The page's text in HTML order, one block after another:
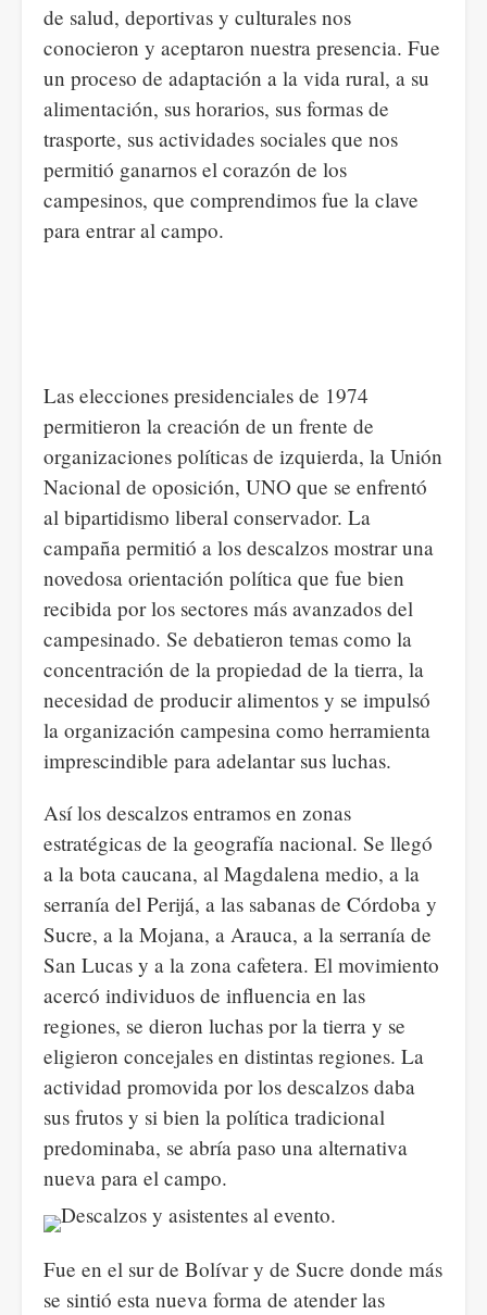
de salud, deportivas y culturales nos
conocieron y aceptaron nuestra presencia. Fue
un proceso de adaptación a la vida rural, a su
alimentación, sus horarios, sus formas de
trasporte, sus actividades sociales que nos
permitió ganarnos el corazón de los
campesinos, que comprendimos fue la clave
para entrar al campo.
Las elecciones presidenciales de 1974
permitieron la creación de un frente de
organizaciones políticas de izquierda, la Unión
Nacional de oposición, UNO que se enfrentó
al bipartidismo liberal conservador. La
campaña permitió a los descalzos mostrar una
novedosa orientación política que fue bien
recibida por los sectores más avanzados del
campesinado. Se debatieron temas como la
concentración de la propiedad de la tierra, la
necesidad de producir alimentos y se impulsó
la organización campesina como herramienta
imprescindible para adelantar sus luchas.
Así los descalzos entramos en zonas
estratégicas de la geografía nacional. Se llegó
a la bota caucana, al Magdalena medio, a la
serranía del Perijá, a las sabanas de Córdoba y
Sucre, a la Mojana, a Arauca, a la serranía de
San Lucas y a la zona cafetera. El movimiento
acercó individuos de influencia en las
regiones, se dieron luchas por la tierra y se
eligieron concejales en distintas regiones. La
actividad promovida por los descalzos daba
sus frutos y si bien la política tradicional
predominaba, se abría paso una alternativa
nueva para el campo.
Fue en el sur de Bolívar y de Sucre donde más
se sintió esta nueva forma de atender las